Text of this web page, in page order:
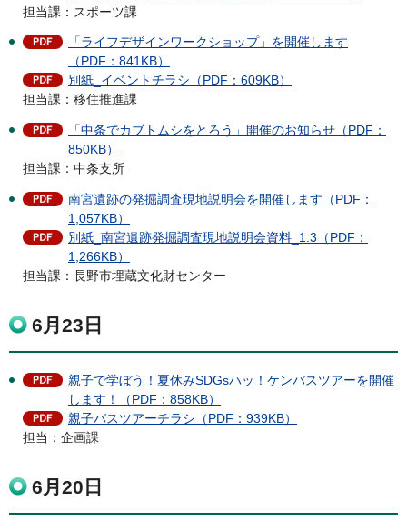
担当課：スポーツ課
「ライフデザインワークショップ」を開催します
（PDF：841KB）
別紙_イベントチラシ（PDF：609KB）
担当課：移住推進課
「中条でカブトムシをとろう」開催のお知らせ（PDF：
850KB）
担当課：中条支所
南宮遺跡の発掘調査現地説明会を開催します（PDF：
1,057KB）
別紙_南宮遺跡発掘調査現地説明会資料_1.3（PDF：
1,266KB）
担当課：長野市埋蔵文化財センター
6月23日
親子で学ぼう！夏休みSDGsハッ！ケンバスツアーを開催
します！（PDF：858KB）
親子バスツアーチラシ（PDF：939KB）
担当：企画課
6月20日